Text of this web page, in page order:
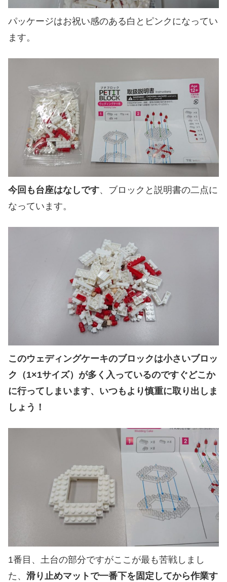
パッケージはお祝い感のある白とピンクになってい
ます。
今回も台座はなしです、ブロックと説明書の二点に
なっています。
このウェディングケーキのブロックは小さいブロッ
ク（1×1サイズ）が多く入っているのですぐどこか
に行ってしまいます、いつもより慎重に取り出しま
しょう！
1番目、土台の部分ですがここが最も苦戦しまし
た、 滑り止めマットで一番下を固定してから作業す